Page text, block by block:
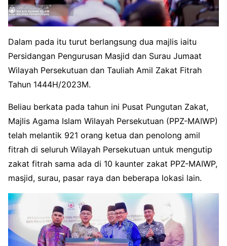
Dalam pada itu turut berlangsung dua majlis iaitu
Persidangan Pengurusan Masjid dan Surau Jumaat
Wilayah Persekutuan dan Tauliah Amil Zakat Fitrah
Tahun 1444H/2023M.
Beliau berkata pada tahun ini Pusat Pungutan Zakat,
Majlis Agama Islam Wilayah Persekutuan (PPZ-MAIWP)
telah melantik 921 orang ketua dan penolong amil
fitrah di seluruh Wilayah Persekutuan untuk mengutip
zakat fitrah sama ada di 10 kaunter zakat PPZ-MAIWP,
masjid, surau, pasar raya dan beberapa lokasi lain.